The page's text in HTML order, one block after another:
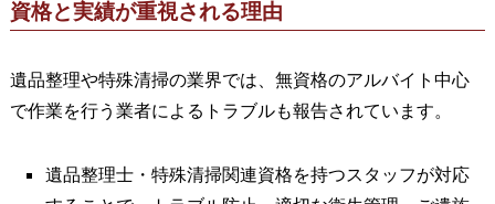
資格と実績が重視される理由
遺品整理や特殊清掃の業界では、無資格のアルバイト中心
で作業を行う業者によるトラブルも報告されています。
遺品整理士・特殊清掃関連資格を持つスタッフが対応